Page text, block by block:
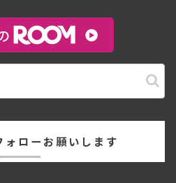
ローお願いします